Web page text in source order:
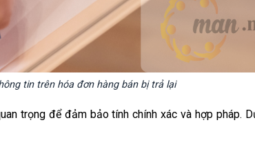
tin trên hóa đơn hàng bán bị trả lại
trọng để đảm bảo tính chính xác và hợp pháp.